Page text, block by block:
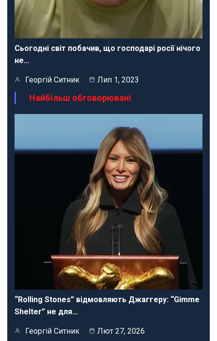
Сьогодні світ побачив, що господарі росії нічого
не…
Георгій Ситник Лип 1, 2023
Найбільш обговорювані
“Rolling Stones” відмовляють Джаггеру: “Gimme
Shelter” не для…
Георгій Ситник Лют 27, 2026